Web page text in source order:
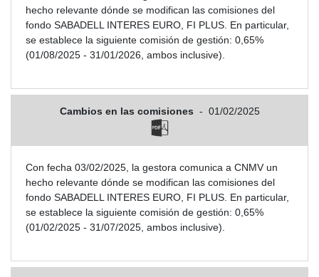
hecho relevante dónde se modifican las comisiones del
fondo SABADELL INTERES EURO, FI PLUS. En particular,
se establece la siguiente comisión de gestión: 0,65%
(01/08/2025 - 31/01/2026, ambos inclusive).
Cambios en las comisiones - 01/02/2025
Con fecha 03/02/2025, la gestora comunica a CNMV un
hecho relevante dónde se modifican las comisiones del
fondo SABADELL INTERES EURO, FI PLUS. En particular,
se establece la siguiente comisión de gestión: 0,65%
(01/02/2025 - 31/07/2025, ambos inclusive).